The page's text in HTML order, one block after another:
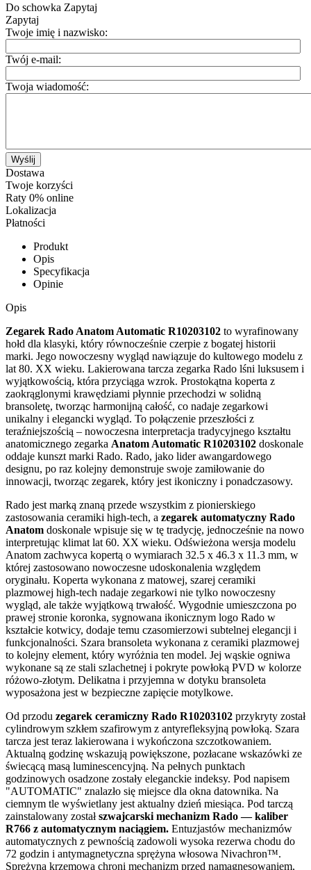
Do schowka Zapytaj
Zapytaj
Twoje imię i nazwisko:
Twój e-mail:
Twoja wiadomość:
Wyślij
Dostawa
Twoje korzyści
Raty 0% online
Lokalizacja
Płatności
Produkt
Opis
Specyfikacja
Opinie
Opis
Zegarek Rado Anatom Automatic R10203102 to wyrafinowany
hołd dla klasyki, który równocześnie czerpie z bogatej historii
marki. Jego nowoczesny wygląd nawiązuje do kultowego modelu z
lat 80. XX wieku. Lakierowana tarcza zegarka Rado lśni luksusem i
wyjątkowością, która przyciąga wzrok. Prostokątna koperta z
zaokrąglonymi krawędziami płynnie przechodzi w solidną
bransoletę, tworząc harmonijną całość, co nadaje zegarkowi
unikalny i elegancki wygląd. To połączenie przeszłości z
teraźniejszością – nowoczesna interpretacja tradycyjnego kształtu
anatomicznego zegarka Anatom Automatic R10203102 doskonale
oddaje kunszt marki Rado. Rado, jako lider awangardowego
designu, po raz kolejny demonstruje swoje zamiłowanie do
innowacji, tworząc zegarek, który jest ikoniczny i ponadczasowy.
Rado jest marką znaną przede wszystkim z pionierskiego
zastosowania ceramiki high-tech, a zegarek automatyczny Rado
Anatom doskonale wpisuje się w tę tradycję, jednocześnie na nowo
interpretując klimat lat 60. XX wieku. Odświeżona wersja modelu
Anatom zachwyca kopertą o wymiarach 32.5 x 46.3 x 11.3 mm, w
której zastosowano nowoczesne udoskonalenia względem
oryginału. Koperta wykonana z matowej, szarej ceramiki
plazmowej high-tech nadaje zegarkowi nie tylko nowoczesny
wygląd, ale także wyjątkową trwałość. Wygodnie umieszczona po
prawej stronie koronka, sygnowana ikonicznym logo Rado w
kształcie kotwicy, dodaje temu czasomierzowi subtelnej elegancji i
funkcjonalności. Szara bransoleta wykonana z ceramiki plazmowej
to kolejny element, który wyróżnia ten model. Jej wąskie ogniwa
wykonane są ze stali szlachetnej i pokryte powłoką PVD w kolorze
różowo-złotym. Delikatna i przyjemna w dotyku bransoleta
wyposażona jest w bezpieczne zapięcie motylkowe.
Od przodu zegarek ceramiczny Rado R10203102 przykryty został
cylindrowym szkłem szafirowym z antyrefleksyjną powłoką. Szara
tarcza jest teraz lakierowana i wykończona szczotkowaniem.
Aktualną godzinę wskazują powiększone, pozłacane wskazówki ze
świecącą masą luminescencyjną. Na pełnych punktach
godzinowych osadzone zostały eleganckie indeksy. Pod napisem
"AUTOMATIC" znalazło się miejsce dla okna datownika. Na
ciemnym tle wyświetlany jest aktualny dzień miesiąca. Pod tarczą
zainstalowany zostałszwajcarski mechanizm Rado — kaliber
R766 z automatycznym naciągiem. Entuzjastów mechanizmów
automatycznych z pewnością zadowoli wysoka rezerwa chodu do
72 godzin i antymagnetyczna sprężyna włosowa Nivachron™.
Sprężyna krzemowa chroni mechanizm przed namagnesowaniem,